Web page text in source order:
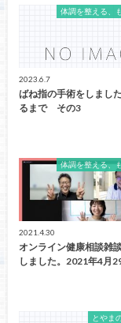
体調を整える、
2023.6.7
ばね指の手術をしまし
るまで その3
体調を整える、
2021.4.30
オンライン健康相談雑
しました。2021年4月
とやま